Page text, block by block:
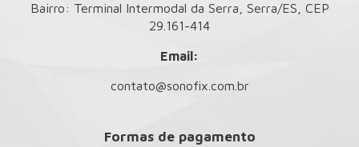
Bairro: Terminal Intermodal da Serra, Serra/ES, CEP
29.161-414
Email:
contato@sonofix.com.br
Formas de pagamento